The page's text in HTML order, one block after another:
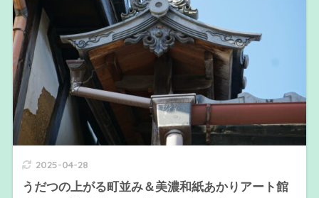
2025-04-28
うだつの上がる町並み＆美濃和紙あかりアート館